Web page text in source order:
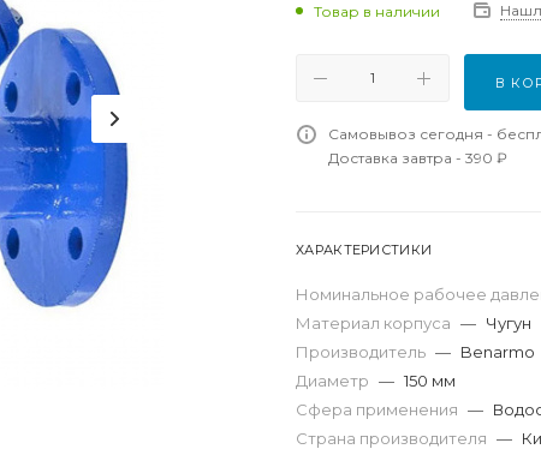
Товар в наличии
В
Самовывоз сегодня -
Доставка завтра - 390 ₽
ХАРАКТЕРИСТИКИ
Номинальное рабочее
Материал корпуса — Чугун
Производитель — Benarmo
Диаметр — 150 мм
Сфера применения —
Страна производителя —